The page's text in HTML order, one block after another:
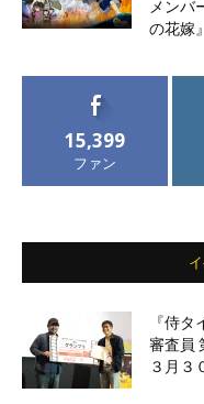
メンバ
の花嫁
15,399
ファン
『侍
審査員
３月３